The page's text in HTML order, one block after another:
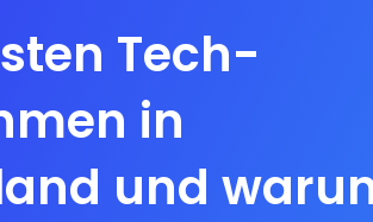
Tech-
in
und